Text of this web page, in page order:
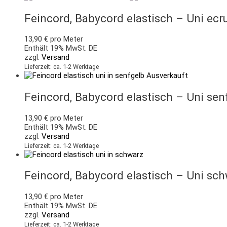
Feincord, Babycord elastisch – Uni
13,90 € pro Meter
Enthält 19% MwSt. DE
zzgl. Versand
Lieferzeit: ca. 1-2 Werktage
Ausverkauft
Feincord, Babycord elastisch – Uni
13,90 € pro Meter
Enthält 19% MwSt. DE
zzgl. Versand
Lieferzeit: ca. 1-2 Werktage
Feincord, Babycord elastisch – Uni
13,90 € pro Meter
Enthält 19% MwSt. DE
zzgl. Versand
Lieferzeit: ca. 1-2 Werktage